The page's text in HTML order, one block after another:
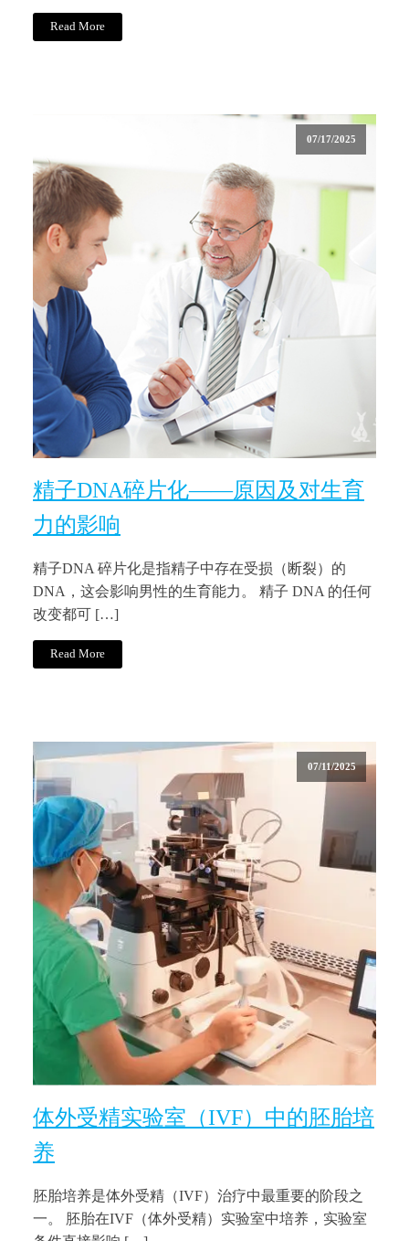
Read More
07/17/2025
精子DNA碎片化——原因及对生育
力的影响
精子DNA 碎片化是指精子中存在受损（断裂）的
DNA，这会影响男性的生育能力。 精子 DNA 的任何
改变都可 […]
Read More
07/11/2025
体外受精实验室（IVF）中的胚胎培
养
胚胎培养是体外受精（IVF）治疗中最重要的阶段之
一。 胚胎在IVF（体外受精）实验室中培养，实验室